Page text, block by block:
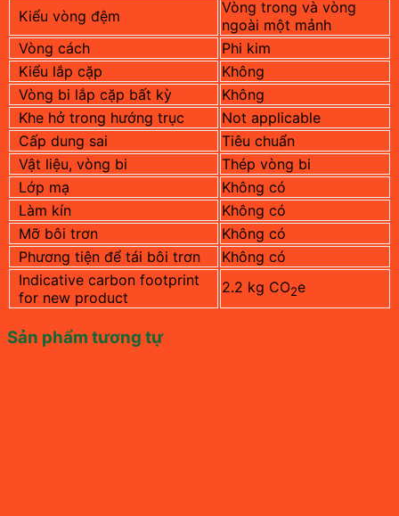
Kiểu vòng đệm
Vòng trong và vòng
ngoài một mảnh
Vòng cách
Phi kim
Kiểu lắp cặp
Không
Vòng bi lắp cặp bất kỳ
Không
Khe hở trong hướng trục
Not applicable
Cấp dung sai
Tiêu chuẩn
Vật liệu, vòng bi
Thép vòng bi
Lớp mạ
Không có
Làm kín
Không có
Mỡ bôi trơn
Không có
Phương tiện để tái bôi trơn
Không có
Indicative carbon footprint
for new product
2.2 kg CO2e
Sản phẩm tương tự